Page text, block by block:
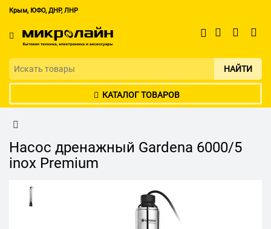
Крым, ЮФО, ДНР, ЛНР
НАЙТИ
КАТАЛОГ ТОВАРОВ
Насос дренажный Gardena 6000/5
inox Premium